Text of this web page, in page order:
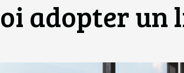
adopter un